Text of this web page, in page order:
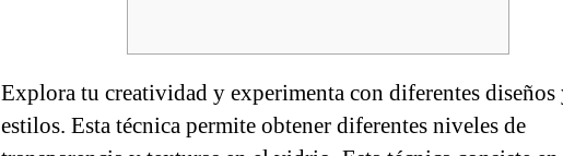
Explora tu creatividad y experimenta con diferentes diseños
estilos. Esta técnica permite obtener diferentes niveles de